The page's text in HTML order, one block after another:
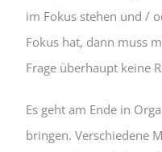
im Fokus stehen und /
Fokus hat, dann muss
Frage überhaupt keine
Es geht am Ende in
bringen. Verschiedene